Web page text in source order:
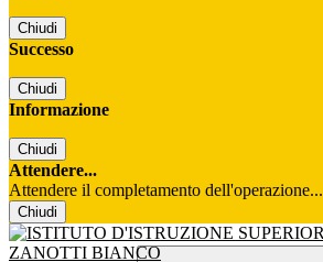
Chiudi
Successo
Chiudi
Informazione
Chiudi
Attendere...
Attendere il completamento dell'operazione...
Chiudi